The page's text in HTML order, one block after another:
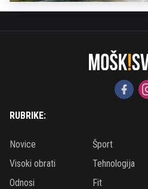
RUBRIKE:
Novice Šport
Visoki obrati
Tehnologija
Odnosi
Fit